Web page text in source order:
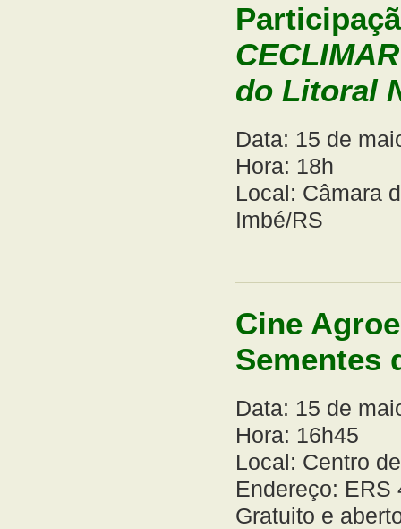
do Litoral
Data: 15 de
Hora: 18h
Local: Câmara
Imbé/RS
Cine
Sementes
Data: 15 de
Hora: 16h45
Local: Centro
Endereço: ERS
Gratuito e